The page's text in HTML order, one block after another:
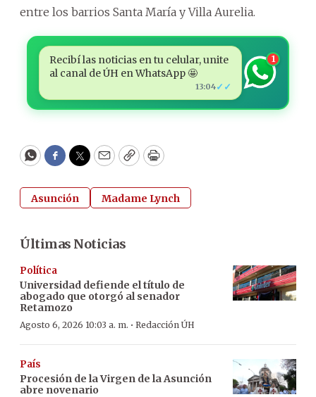
entre los barrios Santa María y Villa Aurelia.
Recibí las noticias en tu celular, unite
al canal de ÚH en WhatsApp 🤩
13:04✓✓
1
WhatsApp
Facebook
Twitter
EmailCopyPrint
Asunción Madame Lynch
Últimas Noticias
Política
Universidad defiende el título de
abogado que otorgó al senador
Retamozo
Agosto 6, 2026 10:03 a. m. · Redacción ÚH
País
Procesión de la Virgen de la Asunción
abre novenario